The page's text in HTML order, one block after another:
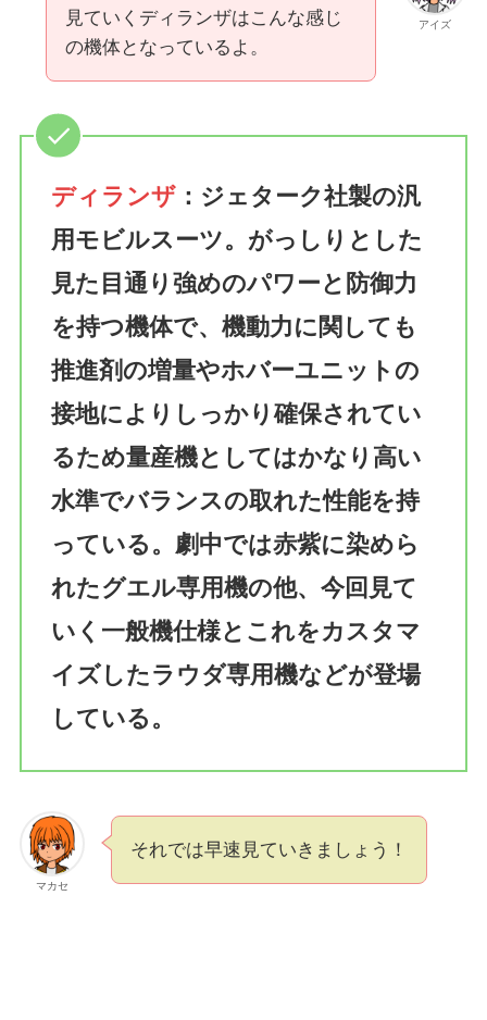
アイズ
見ていくディランザはこんな感じ
の機体となっているよ。
ディランザ：ジェターク社製の汎
用モビルスーツ。がっしりとした
見た目通り強めのパワーと防御力
を持つ機体で、機動力に関しても
推進剤の増量やホバーユニットの
接地によりしっかり確保されてい
るため量産機としてはかなり高い
水準でバランスの取れた性能を持
っている。劇中では赤紫に染めら
れたグエル専用機の他、今回見て
いく一般機仕様とこれをカスタマ
イズしたラウダ専用機などが登場
している。
マカセ
それでは早速見ていきましょう！